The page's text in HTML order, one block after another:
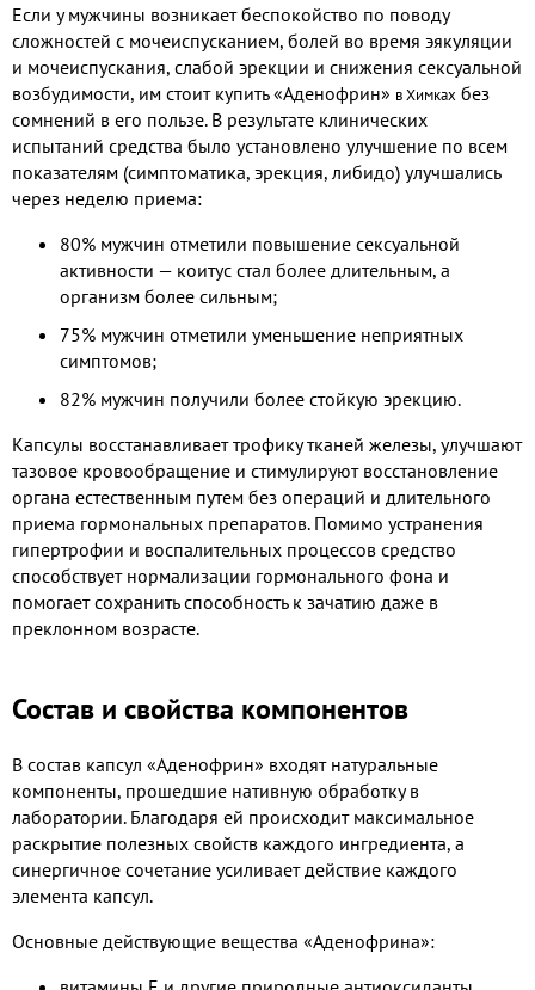
Если у мужчины возникает беспокойство по поводу
сложностей с мочеиспусканием, болей во время эякуляции
и мочеиспускания, слабой эрекции и снижения сексуальной
возбудимости, им стоит купить «Аденофрин» в Химках без
сомнений в его пользе. В результате клинических
испытаний средства было установлено улучшение по всем
показателям (симптоматика, эрекция, либидо) улучшались
через неделю приема:
80% мужчин отметили повышение сексуальной
активности — коитус стал более длительным, а
организм более сильным;
75% мужчин отметили уменьшение неприятных
симптомов;
82% мужчин получили более стойкую эрекцию.
Капсулы восстанавливает трофику тканей железы, улучшают
тазовое кровообращение и стимулируют восстановление
органа естественным путем без операций и длительного
приема гормональных препаратов. Помимо устранения
гипертрофии и воспалительных процессов средство
способствует нормализации гормонального фона и
помогает сохранить способность к зачатию даже в
преклонном возрасте.
Состав и свойства компонентов
В состав капсул «Аденофрин» входят натуральные
компоненты, прошедшие нативную обработку в
лаборатории. Благодаря ей происходит максимальное
раскрытие полезных свойств каждого ингредиента, а
синергичное сочетание усиливает действие каждого
элемента капсул.
Основные действующие вещества «Аденофрина»: